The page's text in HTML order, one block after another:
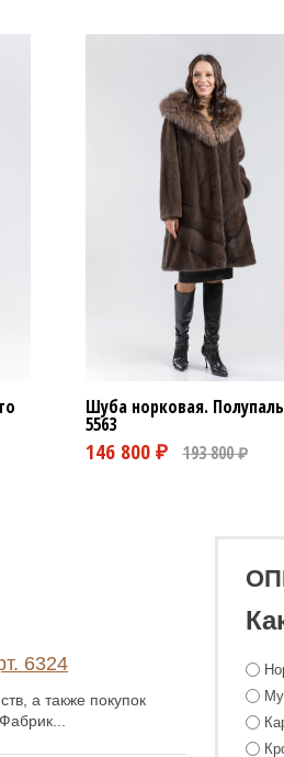
Шуба норковая.
5563
6324
а также покупок